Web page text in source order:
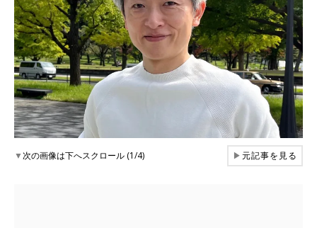
▼次の画像は下へスクロール (1/4) ▶元記事を見る